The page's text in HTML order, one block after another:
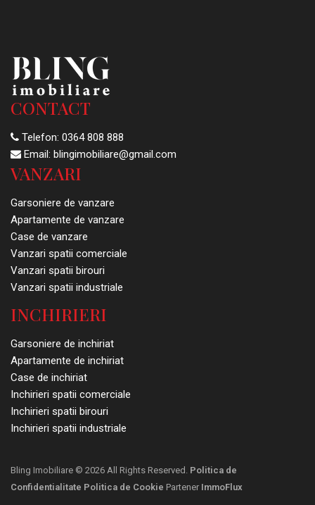
CONTACT
Telefon: 0364 808 888
Email: blingimobiliare@gmail.com
VANZARI
Garsoniere de vanzare
Apartamente de vanzare
Case de vanzare
Vanzari spatii comerciale
Vanzari spatii birouri
Vanzari spatii industriale
INCHIRIERI
Garsoniere de inchiriat
Apartamente de inchiriat
Case de inchiriat
Inchirieri spatii comerciale
Inchirieri spatii birouri
Inchirieri spatii industriale
Bling Imobiliare © 2026 All Rights Reserved. Politica de
Confidentialitate Politica de Cookie Partener ImmoFlux